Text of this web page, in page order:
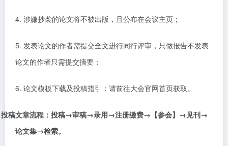
4. 涉嫌抄袭的论文将不被出版，且公布在会议主页；
5. 发表论文的作者需提交全文进行同行评审，只做报告不发表
论文的作者只需提交摘要；
6. 论文模板下载及投稿指引：请前往大会官网首页获取。
投稿文章流程：投稿→审稿→录用→注册缴费→【参会】→见刊→
论文集→检索。